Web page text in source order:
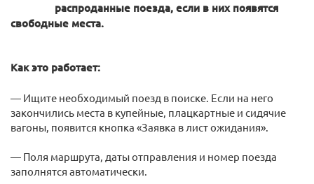
распроданные поезда, если в них появятся
свободные места.
Как это работает:
— Ищите необходимый поезд в поиске. Если на него
закончились места в купейные, плацкартные и сидячие
вагоны, появится кнопка «Заявка в лист ожидания».
— Поля маршрута, даты отправления и номер поезда
заполнятся автоматически.